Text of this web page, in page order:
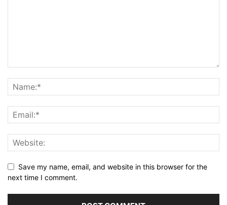
Save my name, email, and website in this browser for the
next time I comment.